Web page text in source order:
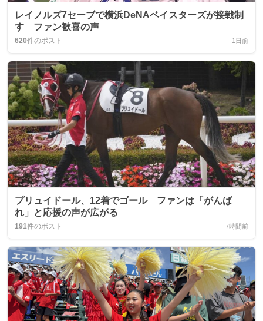
レイノルズ7セーブで横浜DeNAベイスターズが接戦制
す ファン歓喜の声
620件のポスト 1日前
プリュイドール、12着でゴール ファンは「がんば
れ」と応援の声が広がる
191件のポスト 7時間前